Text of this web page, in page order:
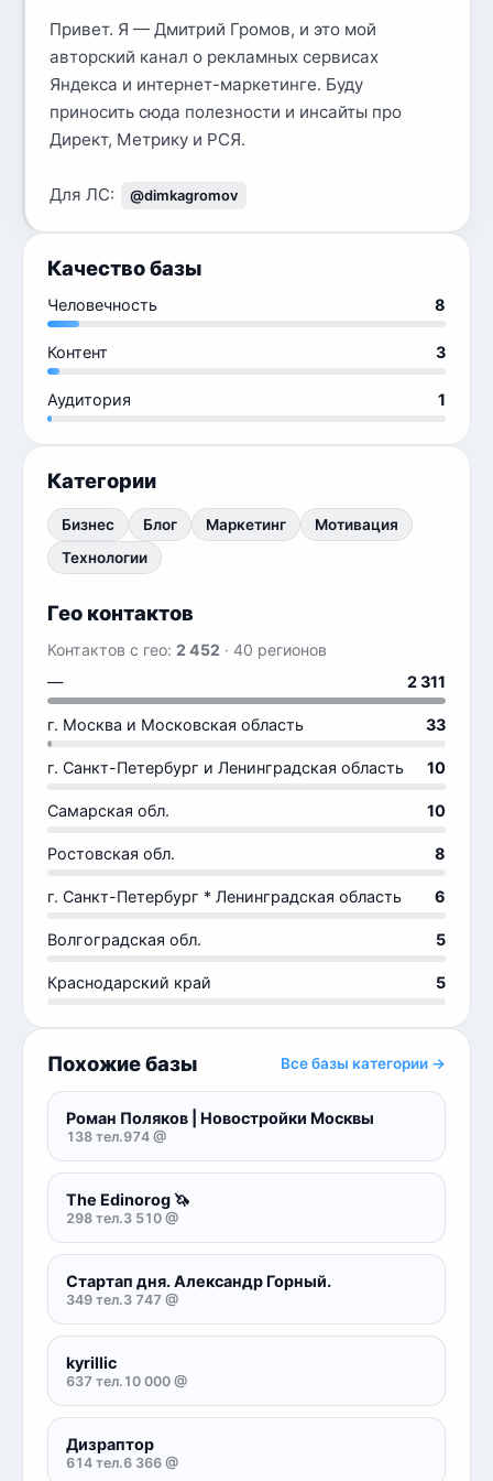
Привет. Я — Дмитрий Громов, и это мой
авторский канал о рекламных сервисах
Яндекса и интернет-маркетинге. Буду
приносить сюда полезности и инсайты про
Директ, Метрику и РСЯ.
Для ЛС: @dimkagromov
Качество базы
Человечность 8
Контент 3
Аудитория 1
Категории
Бизнес Блог Маркетинг
Мотивация
Технологии
Гео контактов
Контактов с гео: 2 452 · 40 регионов
—
2 311
г. Москва и Московская область 33
г. Санкт-Петербург и Ленинградская область 10
Самарская обл. 10
Ростовская обл. 8
г. Санкт-Петербург * Ленинградская область 6
Волгоградская обл. 5
Краснодарский край 5
Похожие базы Все базы категории →
Роман Поляков | Новостройки Москвы
138 тел.974 @
The Edinorog 🦄
298 тел.3 510 @
Стартап дня. Александр Горный.
349 тел.3 747 @
kyrillic
637 тел. 10 000 @
Дизраптор
614 тел.6 366 @